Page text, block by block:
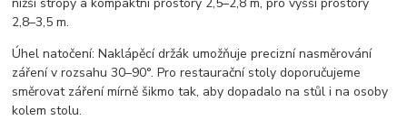
2,8–3,5 m.
Úhel natočení: Naklápěcí držák umožňuje precizní nasměrování
záření v rozsahu 30–90°. Pro restaurační stoly doporučujeme
směrovat záření mírně šikmo tak, aby dopadalo na stůl i na osoby
kolem stolu.